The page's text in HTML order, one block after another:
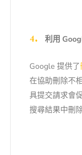
利用
Google 提供了
在協助刪除不
具提交請求會
搜尋結果中刪